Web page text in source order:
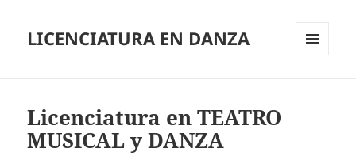
LICENCIATURA EN DANZA
Licenciatura en TEATRO
MUSICAL y DANZA